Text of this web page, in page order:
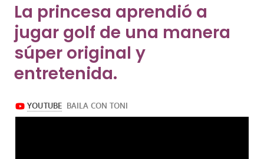
La princesa aprendió a
jugar golf de una manera
súper original y
entretenida.